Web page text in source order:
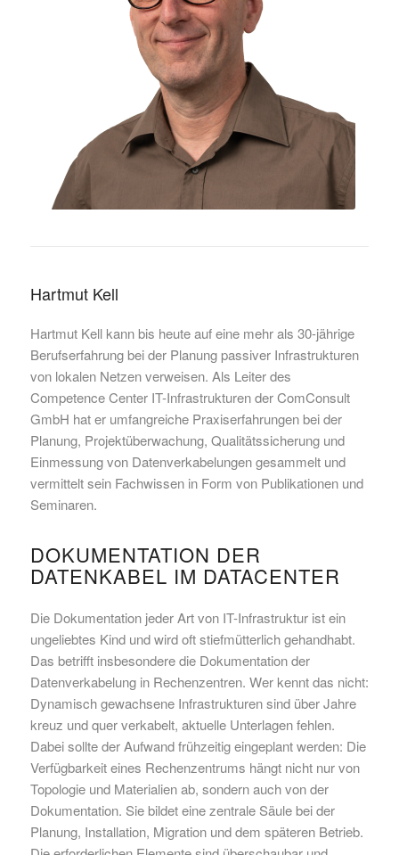
Hartmut Kell
Hartmut Kell kann bis heute auf eine mehr als 30-jährige
Berufserfahrung bei der Planung passiver Infrastrukturen
von lokalen Netzen verweisen. Als Leiter des
Competence Center IT-Infrastrukturen der ComConsult
GmbH hat er umfangreiche Praxiserfahrungen bei der
Planung, Projektüberwachung, Qualitätssicherung und
Einmessung von Datenverkabelungen gesammelt und
vermittelt sein Fachwissen in Form von Publikationen und
Seminaren.
DOKUMENTATION DER
DATENKABEL IM DATACENTER
Die Dokumentation jeder Art von IT-Infrastruktur ist ein
ungeliebtes Kind und wird oft stiefmütterlich gehandhabt.
Das betrifft insbesondere die Dokumentation der
Datenverkabelung in Rechenzentren. Wer kennt das nicht:
Dynamisch gewachsene Infrastrukturen sind über Jahre
kreuz und quer verkabelt, aktuelle Unterlagen fehlen.
Dabei sollte der Aufwand frühzeitig eingeplant werden: Die
Verfügbarkeit eines Rechenzentrums hängt nicht nur von
Topologie und Materialien ab, sondern auch von der
Dokumentation. Sie bildet eine zentrale Säule bei der
Planung, Installation, Migration und dem späteren Betrieb.